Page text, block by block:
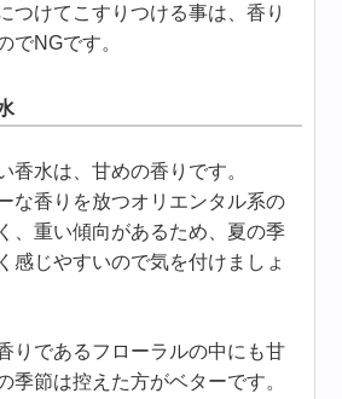
つけてこすりつける事は、香り
でNGです。
香水は、甘めの香りです。
な香りを放つオリエンタル系の
、重い傾向があるため、夏の季
感じやすいので気を付けましょ
りであるフローラルの中にも甘
季節は控えた方がベターです。